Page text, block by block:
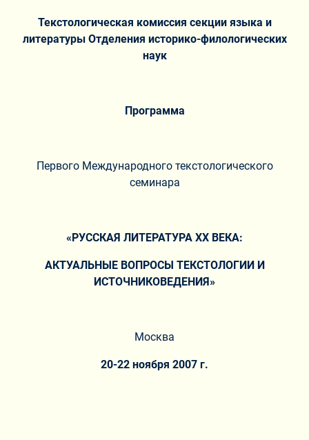
Текстологическая комиссия секции языка и
литературы Отделения историко-филологических
наук
Программа
Первого Международного текстологического
семинара
«РУССКАЯ ЛИТЕРАТУРА ХХ ВЕКА:
АКТУАЛЬНЫЕ ВОПРОСЫ ТЕКСТОЛОГИИ И
ИСТОЧНИКОВЕДЕНИЯ»
Москва
20-22 ноября 2007 г.